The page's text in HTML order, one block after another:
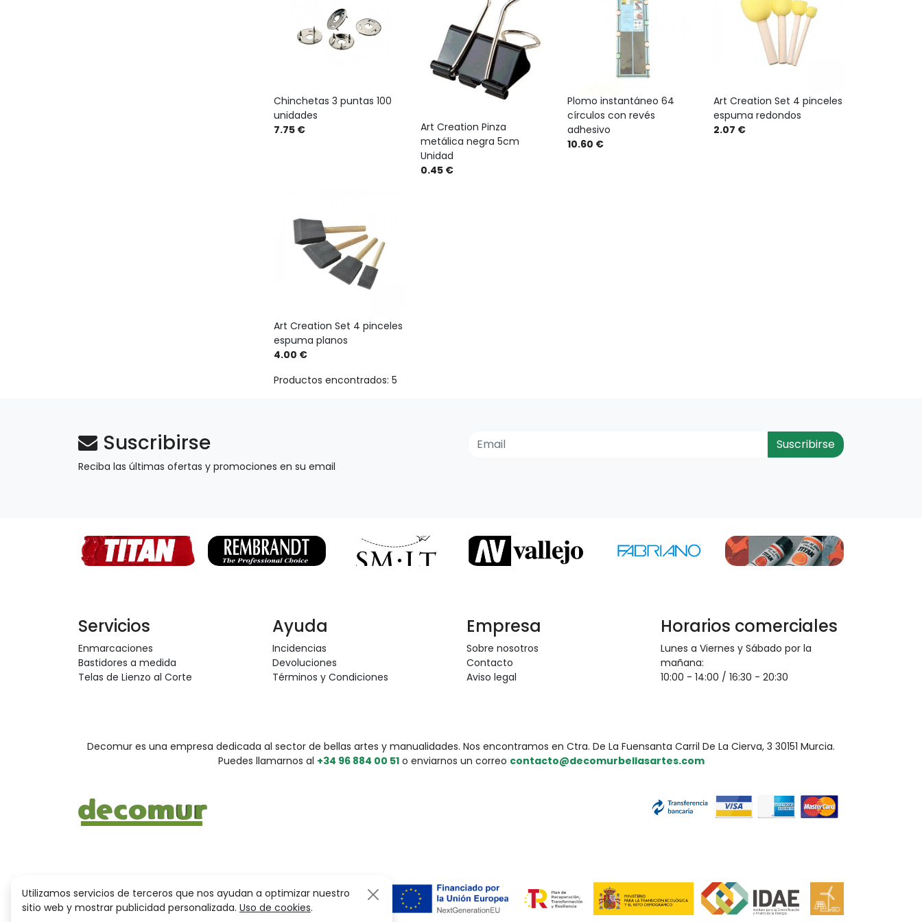
Chinchetas 3 puntas 100
unidades
7.75 €
Art Creation Pinza
metálica negra 5cm
Unidad
0.45 €
Plomo instantáneo 64
círculos con revés
adhesivo
10.60 €
Art Creation Set 4 pinceles
espuma redondos
2.07 €
Art Creation Set 4 pinceles
espuma planos
4.00 €
Productos encontrados: 5
Suscribirse
Reciba las últimas ofertas y promociones en su email
Suscribirse
Servicios
Enmarcaciones
Bastidores a medida
Telas de Lienzo al Corte
Ayuda
Incidencias
Devoluciones
Términos y Condiciones
Empresa
Sobre nosotros
Contacto
Aviso legal
Horarios comerciales
Lunes a Viernes y Sábado por la
mañana:
10:00 - 14:00 / 16:30 - 20:30
Decomur es una empresa dedicada al sector de bellas artes y manualidades. Nos encontramos en Ctra. De La Fuensanta Carril De La Cierva, 3 30151 Murcia.
Puedes llamarnos al +34 96 884 00 51o enviarnos un correo contacto@decomurbellasartes.com
Utilizamos servicios de terceros que nos ayudan a optimizar nuestro
sitio web y mostrar publicidad personalizada. Uso de cookies.